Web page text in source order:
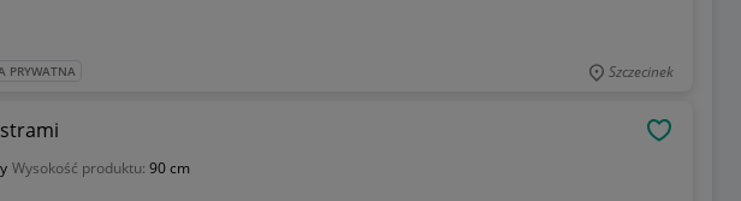
PRYWATNA Szczecinek
Wysokość produktu: 90 cm